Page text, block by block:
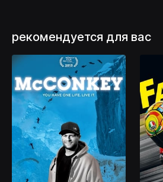
рекомендуется для вас